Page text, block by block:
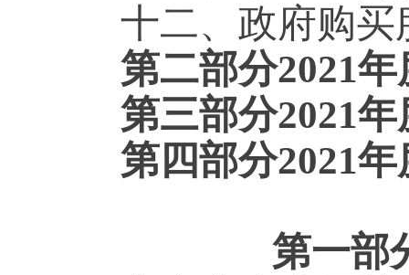
十二、政府购
第二部分2021
第三部分2021
第四部分2021
第一部